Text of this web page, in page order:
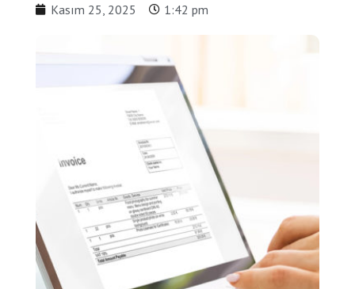
Kasım 25, 2025 1:42 pm